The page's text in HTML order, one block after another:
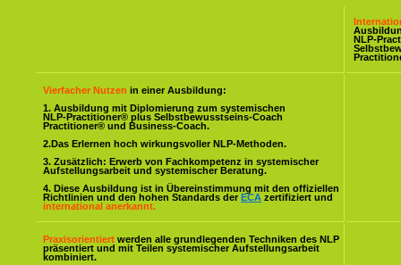
NLP-
Vierfacher Nutzen in einer Ausbildung:
1. Ausbildung mit Diplomierung zum systemischen
NLP-Practitioner® plus Selbstbewusstseins-Coach
Practitioner® und Business-Coach.
2.Das Erlernen hoch wirkungsvoller NLP-Methoden.
3. Zusätzlich: Erwerb von Fachkompetenz in systemischer
Aufstellungsarbeit und systemischer Beratung.
4. Diese Ausbildung ist in Übereinstimmung mit den offiziellen
Richtlinien und den hohen Standards der ECA zertifiziert und
international anerkannt.
Praxisorientiert werden alle grundlegenden Techniken des NLP
präsentiert und mit Teilen systemischer Aufstellungsarbeit
kombiniert.